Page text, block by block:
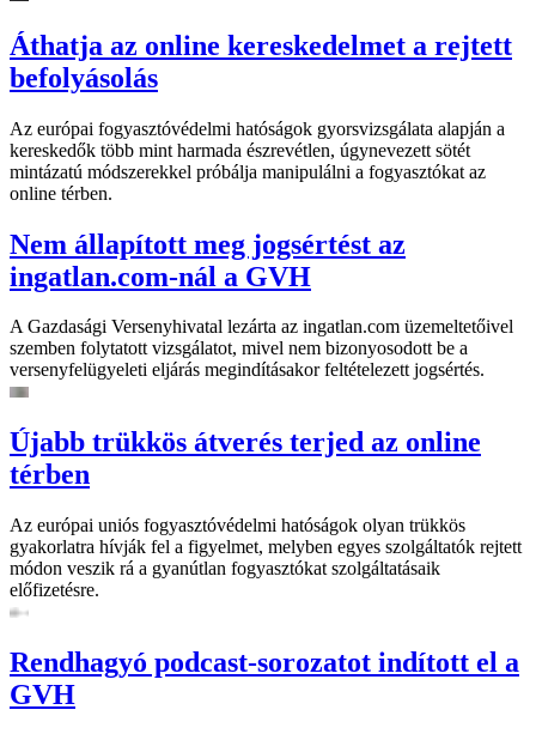
Áthatja az online kereskedelmet a rejtett
befolyásolás
Az európai fogyasztóvédelmi hatóságok gyorsvizsgálata alapján a
kereskedők több mint harmada észrevétlen, úgynevezett sötét
mintázatú módszerekkel próbálja manipulálni a fogyasztókat az
online térben.
Nem állapított meg jogsértést az
ingatlan.com-nál a GVH
A Gazdasági Versenyhivatal lezárta az ingatlan.com üzemeltetőivel
szemben folytatott vizsgálatot, mivel nem bizonyosodott be a
versenyfelügyeleti eljárás megindításakor feltételezett jogsértés.
Újabb trükkös átverés terjed az online
térben
Az európai uniós fogyasztóvédelmi hatóságok olyan trükkös
gyakorlatra hívják fel a figyelmet, melyben egyes szolgáltatók rejtett
módon veszik rá a gyanútlan fogyasztókat szolgáltatásaik
előfizetésre.
Rendhagyó podcast-sorozatot indított el a
GVH